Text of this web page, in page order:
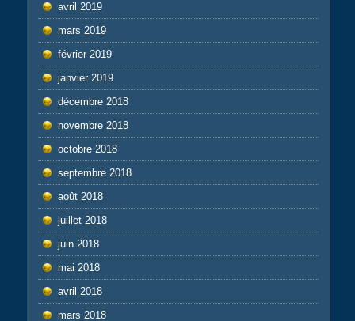
avril 2019
mars 2019
février 2019
janvier 2019
décembre 2018
novembre 2018
octobre 2018
septembre 2018
août 2018
juillet 2018
juin 2018
mai 2018
avril 2018
mars 2018